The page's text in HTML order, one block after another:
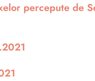
percepute de